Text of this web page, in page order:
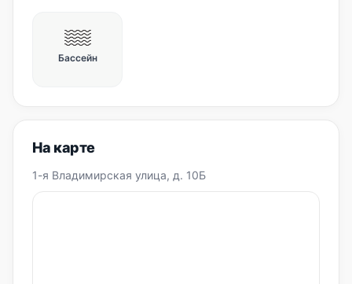
Бассейн
На карте
1-я Владимирская улица, д. 10Б